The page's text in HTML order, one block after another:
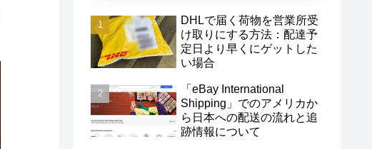
DHLで届く荷物を営業所受
け取りにする方法：配達予
定日より早くにゲットした
い場合
「eBay International
Shipping」でのアメリカか
ら日本への配送の流れと追
跡情報について